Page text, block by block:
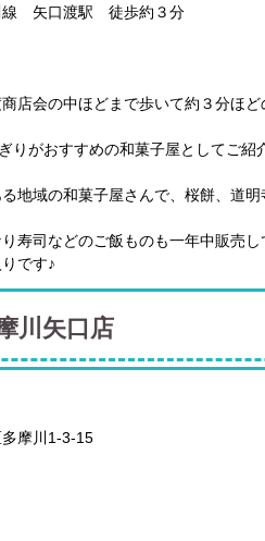
線 矢口渡駅 徒歩約３分
店会の中ほどまで歩いて約３分ほ
りがおすすめの和菓子屋としてご紹
地域の和菓子屋さんで、桜餅、道
寿司などのご飯ものも一年中販売
です♪
川矢口店
摩川1-3-15